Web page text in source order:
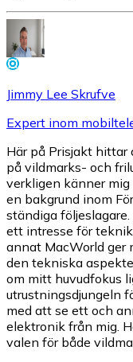
Jimmy Lee Skrufve
Expert inom
Här på Prisjakt hittar
på vildmarks- och
verkligen känner
en bakgrund inom
ständiga
ett intresse för
annat MacWorld ger
den tekniska
om mitt huvudfokus
utrustningsdjungeln
med att se ett och
elektronik från mig.
valen för både